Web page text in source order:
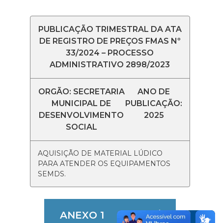
PUBLICAÇÃO TRIMESTRAL DA ATA
DE REGISTRO DE PREÇOS FMAS Nº
33/2024 – PROCESSO
ADMINISTRATIVO 2898/2023
ORGÃO: SECRETARIA
MUNICIPAL DE
DESENVOLVIMENTO
SOCIAL
ANO DE
PUBLICAÇÃO:
2025
AQUISIÇÃO DE MATERIAL LÚDICO
PARA ATENDER OS EQUIPAMENTOS
SEMDS.
ANEXO 1